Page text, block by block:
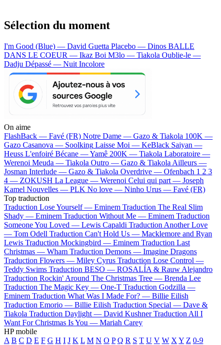
Sélection du moment
I'm Good (Blue) — David Guetta Placebo — Dinos BALLE
DANS LE COEUR — Ikaz Boi M3lo — Tiakola Oublie-le —
Dadju Dépassé — Nuit Incolore
On aime
FlashBack — Favé (FR) Notre Dame — Gazo & Tiakola 100K —
Gazo Casanova — Soolking Laisse Moi — KeBlack Saiyan —
Heuss L'enfoiré Bécane —Yamê 200K — Tiakola Laboratoire —
Werenoi Meuda — Tiakola Outro — Gazo & Tiakola Ailleurs —
Josman Interlude — Gazo & Tiakola Overdrive — Ofenbach 1 2 3
4 — ZOKUSH La League — Werenoi Celui qui part — Joseph
Kamel Nouvelles — PLK No love — Ninho Urus — Favé (FR)
Top traduction
Traduction Lose Yourself — Eminem Traduction The Real Slim
Shady — Eminem Traduction Without Me — Eminem Traduction
Someone You Loved — Lewis Capaldi Traduction Another Love
— Tom Odell Traduction Can't Hold Us — Macklemore and Ryan
Lewis Traduction Mockingbird — Eminem Traduction Last
Christmas — Wham Traduction Demons — Imagine Dragons
Traduction Flowers — Miley Cyrus Traduction Lose Control —
Teddy Swims Traduction BESO — ROSALÍA & Rauw Alejandro
Traduction Rockin' Around The Christmas Tree — Brenda Lee
Traduction The Magic Key — One-T Traduction Godzilla —
Eminem Traduction What Was I Made For? — Billie Eilish
Traduction Emorio — Billie Eilish Traduction Special — Dave &
Tiakola Traduction Daylight — David Kushner Traduction All I
Want For Christmas Is You — Mariah Carey
HP mobile
A B C D E F G H I J K L M N O P Q R S T U V W X Y Z 0-9